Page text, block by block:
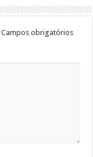
Campos obrigatórios